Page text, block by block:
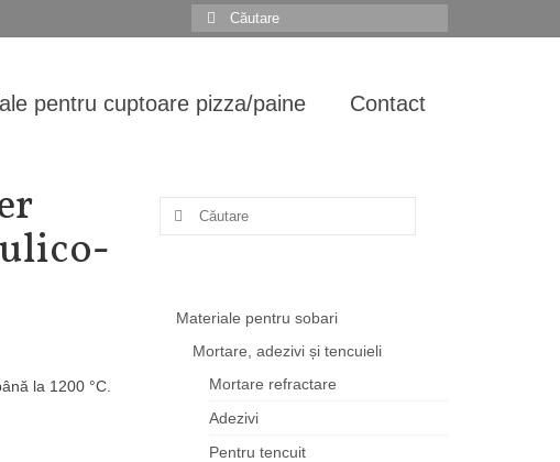
Search
for:
pentru cuptoare pizza/paine Contact
la 1200 °C.
Search
Materiale pentru sobari
Mortare, adezivi și tencuieli
Mortare refractare
Adezivi
Pentru tencuit